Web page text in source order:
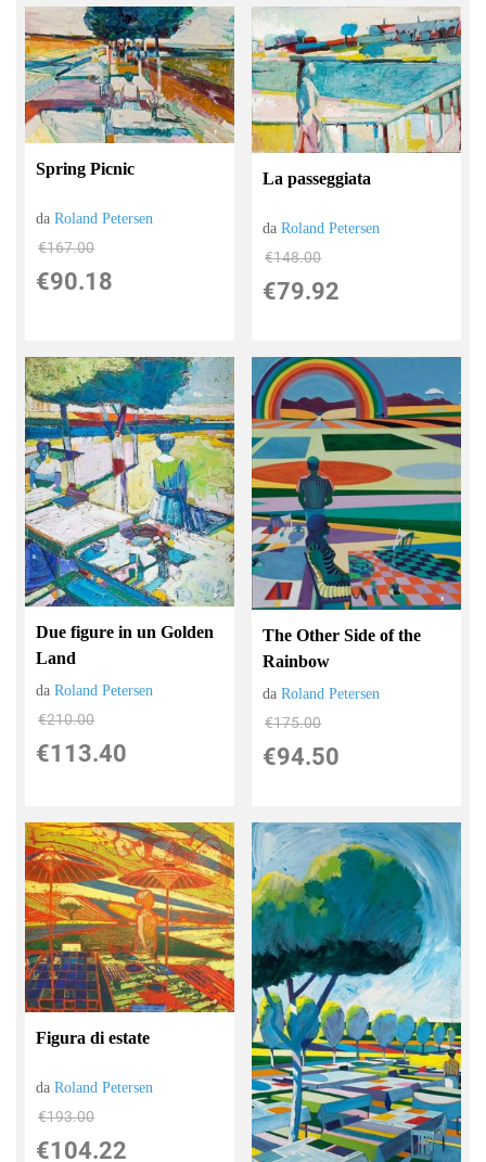
Spring Picnic
daRoland Petersen
€167.00
€90.18
La passeggiata
daRoland Petersen
€148.00
€79.92
Due figure in un Golden
Land
daRoland Petersen
€210.00
€113.40
The Other Side of the
Rainbow
daRoland Petersen
€175.00
€94.50
Figura di estate
daRoland Petersen
€193.00
€104.22